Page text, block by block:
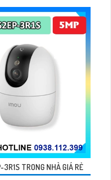
TRONG NHÀ GIÁ RẺ